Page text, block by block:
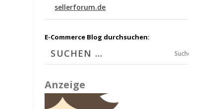
sellerforum.de
E-Commerce Blog durchsuchen:
Suchen
Anzeige